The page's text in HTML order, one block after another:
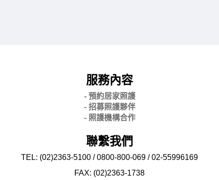
服務內容
- 預約居家照護
- 招募照護夥伴
- 照護機構合作
聯繫我們
TEL: (02)2363-5100 / 0800-800-069 / 02-55996169
FAX: (02)2363-1738